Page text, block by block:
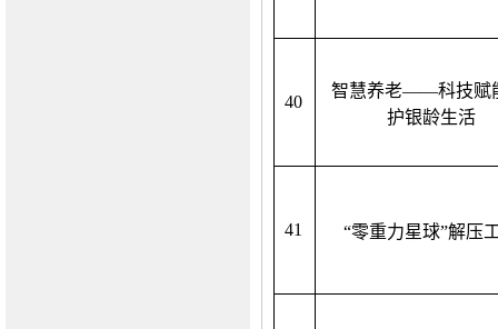
40
智慧养老——科技赋
护银龄生活
41 “零重力星球”解压